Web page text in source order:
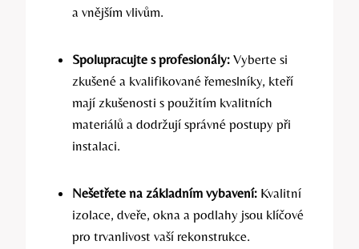
a vnějším vlivům.
Spolupracujte s profesionály: Vyberte si
zkušené a kvalifikované řemeslníky, kteří
mají zkušenosti s použitím kvalitních
materiálů a dodržují správné postupy při
instalaci.
Nešetřete na základním vybavení: Kvalitní
izolace, dveře, okna a podlahy jsou klíčové
pro trvanlivost vaší rekonstrukce.